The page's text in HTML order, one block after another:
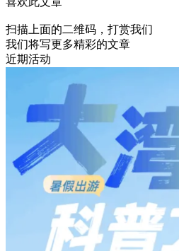
扫描上面的二维码，打赏我们
我们将写更多精彩的文章
近期活动